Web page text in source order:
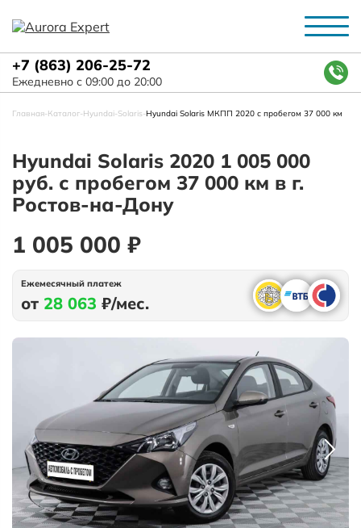
+7 (863) 206-25-72
Ежедневно с 09:00 до 20:00
Главная-Каталог-Hyundai-Solaris-Hyundai Solaris МКПП 2020 с пробегом 37 000 км
Hyundai Solaris 2020 1 005 000
руб. с пробегом 37 000 км в г.
Ростов-на-Дону
1 005 000 ₽
Ежемесячный платеж
от 28 063 ₽/мес.